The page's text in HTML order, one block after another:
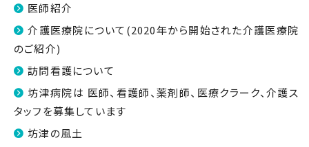
医師紹介
介護医療院について(2020年から開始された介護医療院
のご紹介)
訪問看護について
坊津病院は 医師、看護師、薬剤師、医療クラーク、介護ス
タッフを募集しています
坊津の風土